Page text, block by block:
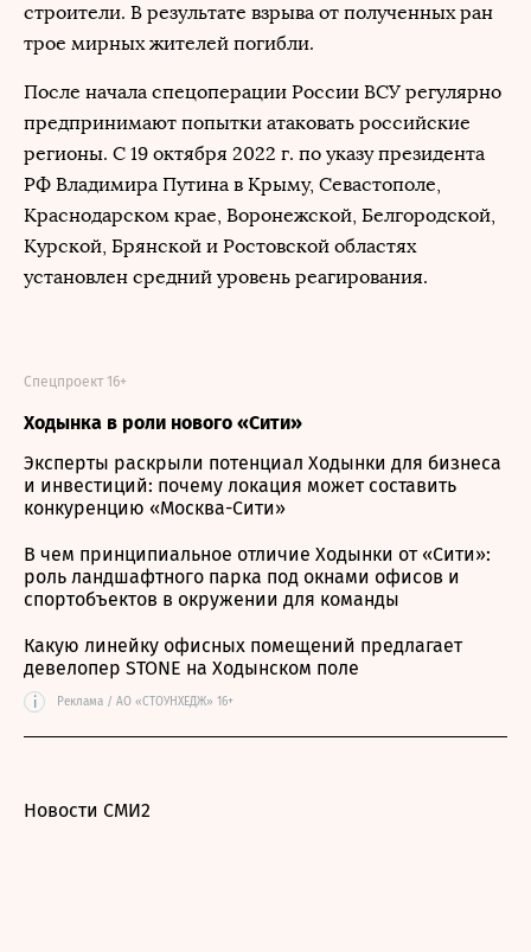
строители. В результате взрыва от полученных ран
трое мирных жителей погибли.
После начала спецоперации России ВСУ регулярно
предпринимают попытки атаковать российские
регионы. С 19 октября 2022 г. по указу президента
РФ Владимира Путина в Крыму, Севастополе,
Краснодарском крае, Воронежской, Белгородской,
Курской, Брянской и Ростовской областях
установлен средний уровень реагирования.
Ходынка в роли нового «Сити»
Спецпроект 16+
Эксперты раскрыли потенциал Ходынки для бизнеса
и инвестиций: почему локация может составить
конкуренцию «Москва-Сити»
В чем принципиальное отличие Ходынки от «Сити»:
роль ландшафтного парка под окнами офисов и
спортобъектов в окружении для команды
Какую линейку офисных помещений предлагает
девелопер STONE на Ходынском поле
i Реклама / АО «СТОУНХЕДЖ» 16+
Новости СМИ2